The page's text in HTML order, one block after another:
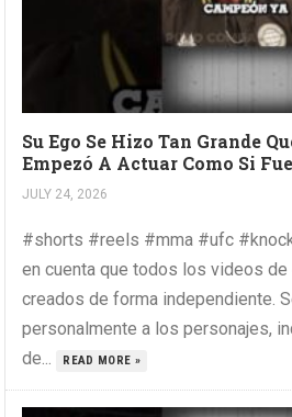
Su Ego Se Hizo Tan Grande
Empezó A Actuar Como Si
JULY 24, 2026
#shorts #reels #mma #ufc
en cuenta que todos los videos
creados de forma independiente.
personalmente a los personajes,
de...
READ MORE »